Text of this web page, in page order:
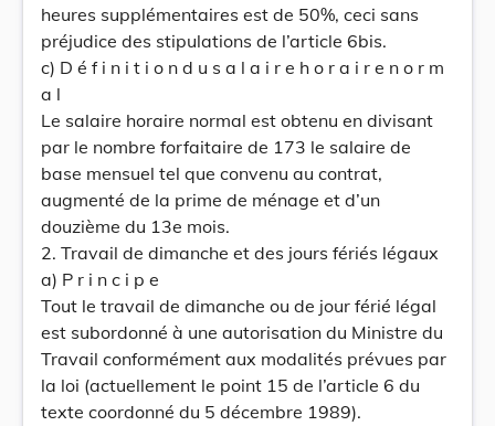
heures supplémentaires est de 50%, ceci sans
préjudice des stipulations de l’article 6bis.
c) D é f i n i t i o n d u s a l a i r e h o r a i r e n o r m
a l
Le salaire horaire normal est obtenu en divisant
par le nombre forfaitaire de 173 le salaire de
base mensuel tel que convenu au contrat,
augmenté de la prime de ménage et d’un
douzième du 13e mois.
2. Travail de dimanche et des jours fériés légaux
a) P r i n c i p e
Tout le travail de dimanche ou de jour férié légal
est subordonné à une autorisation du Ministre du
Travail conformément aux modalités prévues par
la loi (actuellement le point 15 de l’article 6 du
texte coordonné du 5 décembre 1989).